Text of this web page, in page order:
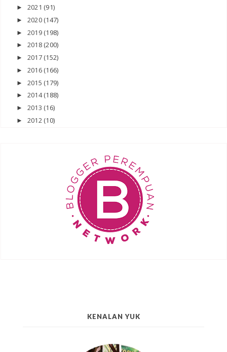
► 2021 (91)
► 2020 (147)
► 2019 (198)
► 2018 (200)
► 2017 (152)
► 2016 (166)
► 2015 (179)
► 2014(188)
► 2013 (16)
► 2012 (10)
KENALAN YUK